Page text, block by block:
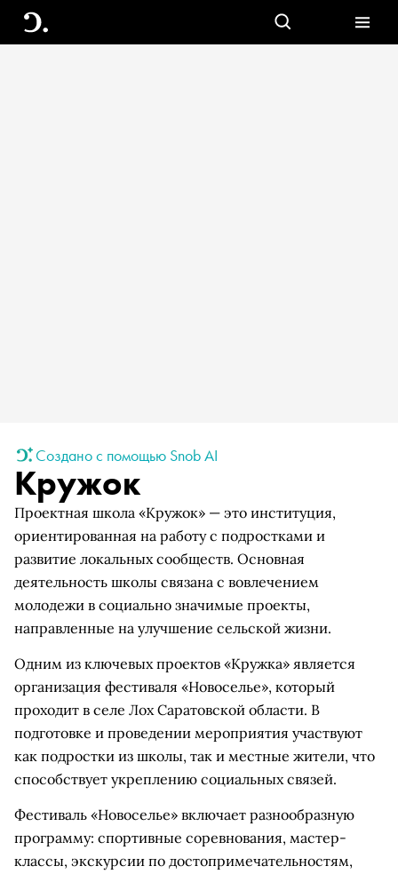
Создано с помощью Snob AI
Кружок
Проектная школа «Кружок» — это институция,
ориентированная на работу с подростками и
развитие локальных сообществ. Основная
деятельность школы связана с вовлечением
молодежи в социально значимые проекты,
направленные на улучшение сельской жизни.
Одним из ключевых проектов «Кружка» является
организация фестиваля «Новоселье», который
проходит в селе Лох Саратовской области. В
подготовке и проведении мероприятия участвуют
как подростки из школы, так и местные жители, что
способствует укреплению социальных связей.
Фестиваль «Новоселье» включает разнообразную
программу: спортивные соревнования, мастер-
классы, экскурсии по достопримечательностям,